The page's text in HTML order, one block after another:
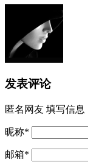
发表评论
匿名网友 填写信息
昵称*
邮箱*